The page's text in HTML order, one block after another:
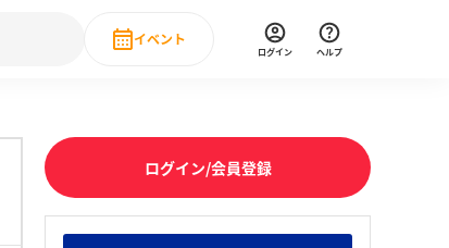
現場社員インタビュー
イベント
直近のイベント一覧
ログイン ヘルプ
ログイン/会員登録